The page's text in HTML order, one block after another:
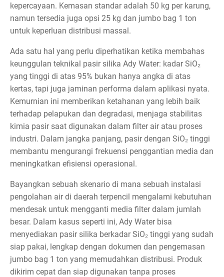
kepercayaan. Kemasan standar adalah 50 kg per karung,
namun tersedia juga opsi 25 kg dan jumbo bag 1 ton
untuk keperluan distribusi massal.
Ada satu hal yang perlu diperhatikan ketika membahas
keunggulan teknikal pasir silika Ady Water: kadar SiO₂
yang tinggi di atas 95% bukan hanya angka di atas
kertas, tapi juga jaminan performa dalam aplikasi nyata.
Kemurnian ini memberikan ketahanan yang lebih baik
terhadap pelapukan dan degradasi, menjaga stabilitas
kimia pasir saat digunakan dalam filter air atau proses
industri. Dalam jangka panjang, pasir dengan SiO₂ tinggi
membantu mengurangi frekuensi penggantian media dan
meningkatkan efisiensi operasional.
Bayangkan sebuah skenario di mana sebuah instalasi
pengolahan air di daerah terpencil mengalami kebutuhan
mendesak untuk mengganti media filter dalam jumlah
besar. Dalam kasus seperti ini, Ady Water bisa
menyediakan pasir silika berkadar SiO₂ tinggi yang sudah
siap pakai, lengkap dengan dokumen dan pengemasan
jumbo bag 1 ton yang memudahkan distribusi. Produk
dikirim cepat dan siap digunakan tanpa proses